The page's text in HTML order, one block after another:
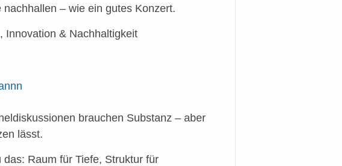
– wie ein gutes Konzert.
Innovation & Nachhaltigkeit
brauchen Substanz – aber
lässt.
Raum für Tiefe, Struktur für